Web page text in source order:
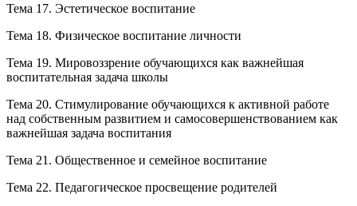
Тема 17. Эстетическое воспитание
Тема 18. Физическое воспитание личности
Тема 19. Мировоззрение обучающихся как важнейшая
воспитательная задача школы
Тема 20. Стимулирование обучающихся к активной работе
над собственным развитием и самосовершенствованием как
важнейшая задача воспитания
Тема 21. Общественное и семейное воспитание
Тема 22. Педагогическое просвещение родителей